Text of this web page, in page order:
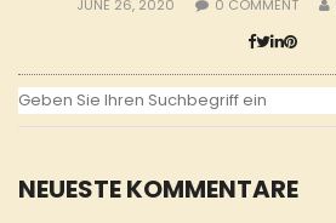
NEUESTE KOMMENTARE
JUNE 26, 2020 0 COMMENT